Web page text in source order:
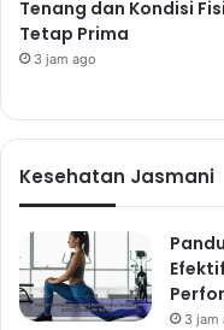
dengan Isi
Gunakan roti
untuk
dada, telur, keju
Menu
Sehat dan
7. Ikan
Kukus
Tenang dan Kondisi
Tetap Prima
3 jam ago
Kesehatan Jasmani
3 jam